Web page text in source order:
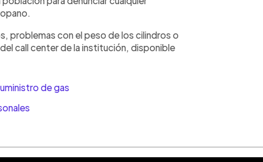
problemas con el peso de los cilindros o
call center de la institución, disponible
de gas